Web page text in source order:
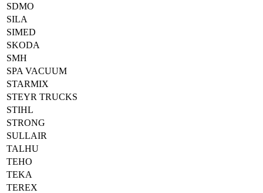
SDMO
SILA
SIMED
SKODA
SMH
SPA VACUUM
STARMIX
STEYR TRUCKS
STIHL
STRONG
SULLAIR
TALHU
TEHO
TEKA
TEREX